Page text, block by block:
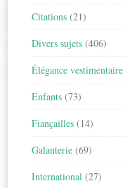
Citations (21)
Divers sujets (406)
Élégance vestimentaire
Enfants (73)
Fiançailles (14)
Galanterie (69)
International (27)